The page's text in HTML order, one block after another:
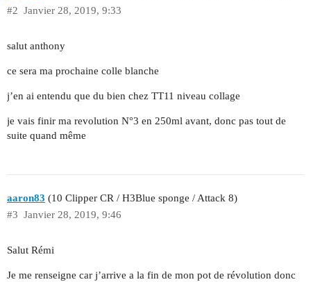
Janvier 28, 2019, 9:33
#2
salut anthony
ce sera ma prochaine colle blanche
j’en ai entendu que du bien chez TT11 niveau collage
je vais finir ma revolution N°3 en 250ml avant, donc pas tout de
suite quand même
aaron83 (10 Clipper CR / H3Blue sponge / Attack 8)
Janvier 28, 2019, 9:46
#3
Salut Rémi
Je me renseigne car j’arrive a la fin de mon pot de révolution donc